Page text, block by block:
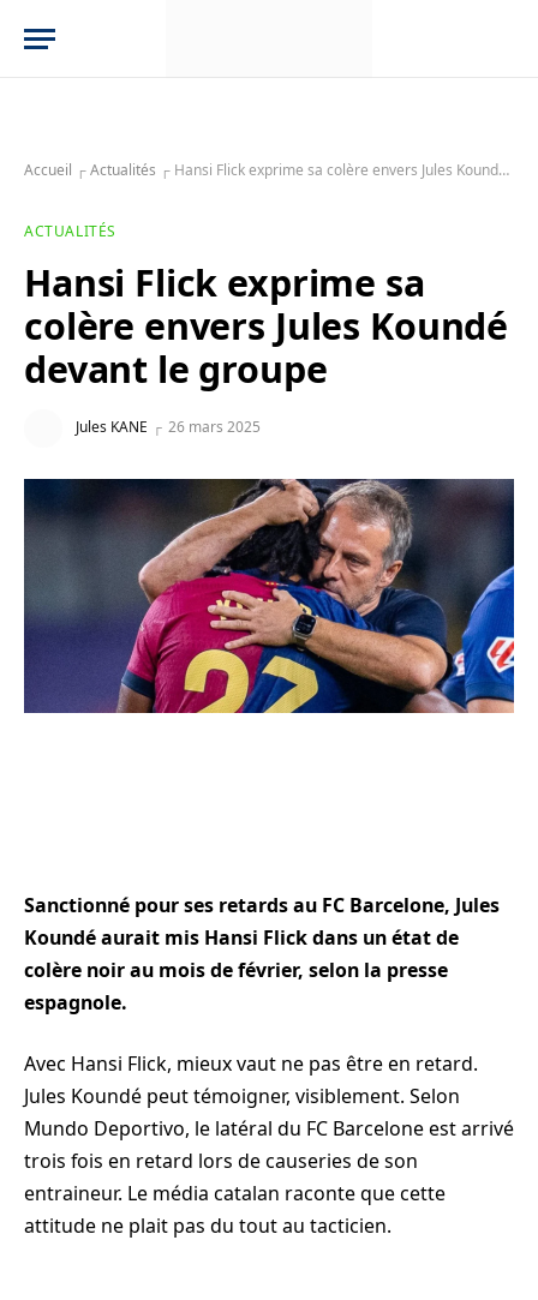
Accueil ┌Actualités ┌ Hansi Flick exprime sa colère envers Jules Koundé devant le groupe
ACTUALITÉS
Hansi Flick exprime sa
colère envers Jules Koundé
devant le groupe
Jules KANE 26 mars 2025
Sanctionné pour ses retards au FC Barcelone, Jules
Koundé aurait mis Hansi Flick dans un état de
colère noir au mois de février, selon la presse
espagnole.
Avec Hansi Flick, mieux vaut ne pas être en retard.
Jules Koundé peut témoigner, visiblement. Selon
Mundo Deportivo, le latéral du FC Barcelone est arrivé
trois fois en retard lors de causeries de son
entraineur. Le média catalan raconte que cette
attitude ne plait pas du tout au tacticien.